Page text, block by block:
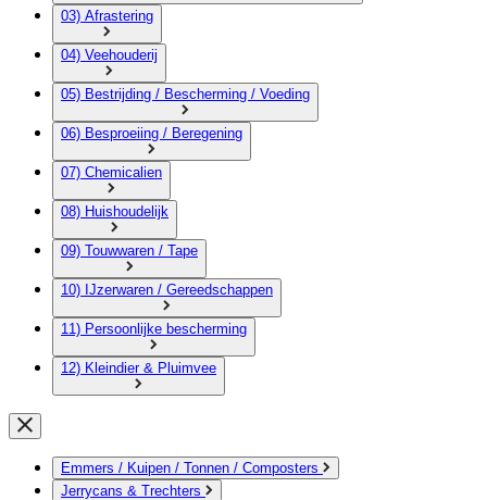
03) Afrastering
04) Veehouderij
05) Bestrijding / Bescherming / Voeding
06) Besproeiing / Beregening
07) Chemicalien
08) Huishoudelijk
09) Touwwaren / Tape
10) IJzerwaren / Gereedschappen
11) Persoonlijke bescherming
12) Kleindier & Pluimvee
Emmers / Kuipen / Tonnen / Composters
Jerrycans & Trechters